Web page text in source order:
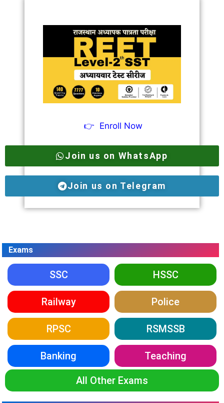
👉 Enroll Now
Join us on WhatsApp
Join us on Telegram
Exams
SSC HSSC
Railway Police
RPSC RSMSSB
Banking Teaching
All Other Exams